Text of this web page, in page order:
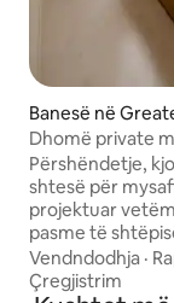
Banesë në
Dhomë private
AC · WiFi ·
Përshëndetje,
shtesë për
projektuar
pasme të
kompakte, por
nga një zonë për
Vendndodhja ·
Çregjistrim